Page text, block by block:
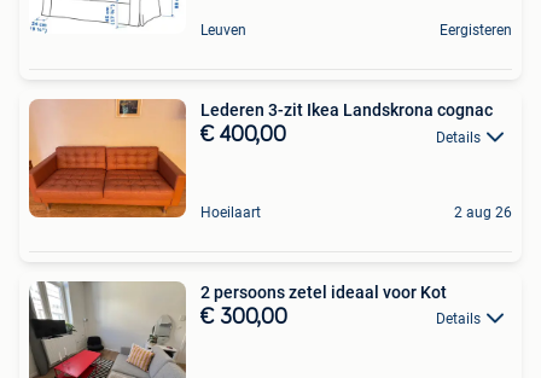
Leuven Eergisteren
Lederen 3-zit Ikea Landskrona cognac
€ 400,00 Details
Hoeilaart 2 aug 26
2 persoons zetel ideaal voor Kot
€ 300,00 Details